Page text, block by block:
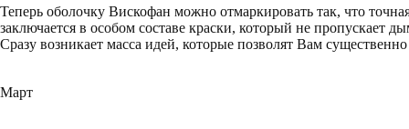
Теперь оболочку Вискофан можно отмаркировать так, что
заключается в особом составе краски, который не пропускает
Сразу возникает масса идей, которые позволят Вам
Март